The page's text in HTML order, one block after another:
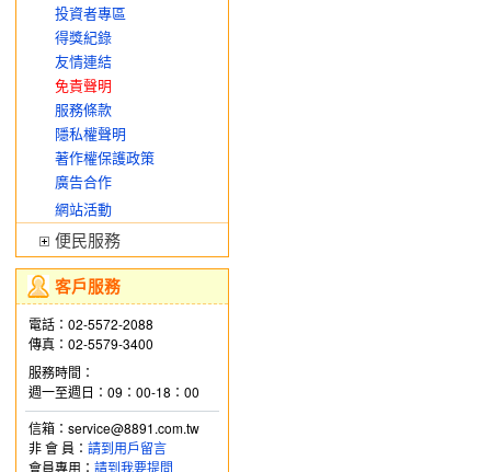
投資者專區
得獎紀錄
友情連結
免責聲明
服務條款
隱私權聲明
著作權保護政策
廣告合作
網站活動
便民服務
客戶服務
電話：02-5572-2088
傳真：02-5579-3400
服務時間：
週一至週日：09：00-18：00
信箱：service@8891.com.tw
非 會 員： 請到用戶留言
會員專用： 請到我要提問